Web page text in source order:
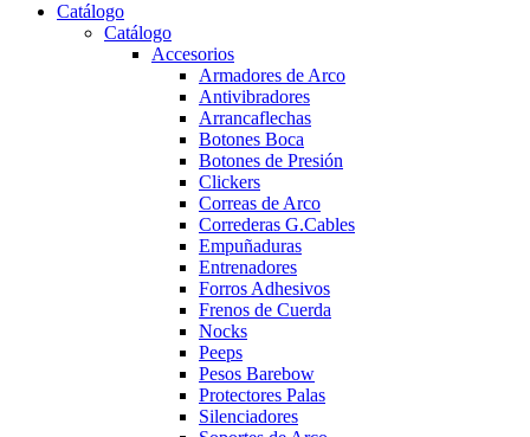
Catálogo
Catálogo
Accesorios
Armadores de Arco
Antivibradores
Arrancaflechas
Botones Boca
Botones de Presión
Clickers
Correas de Arco
Correderas G.Cables
Empuñaduras
Entrenadores
Forros Adhesivos
Frenos de Cuerda
Nocks
Peeps
Pesos Barebow
Protectores Palas
Silenciadores